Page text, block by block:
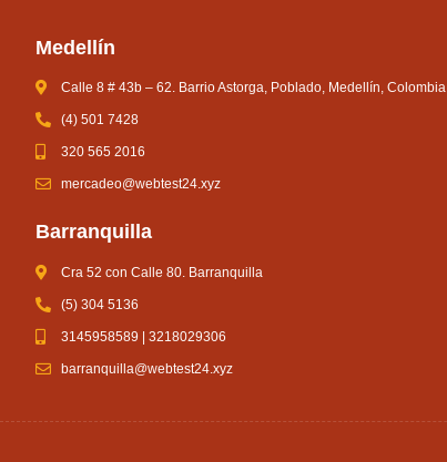
Medellín
Calle 8 # 43b – 62. Barrio Astorga, Poblado, Medellín, Colombia
(4) 501 7428
320 565 2016
mercadeo@webtest24.xyz
Barranquilla
Cra 52 con Calle 80. Barranquilla
(5) 304 5136
3145958589 | 3218029306
barranquilla@webtest24.xyz